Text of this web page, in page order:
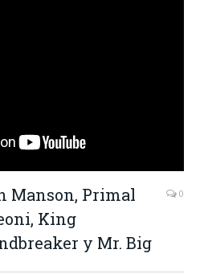
Manson, Primal
King
y Mr. Big
0